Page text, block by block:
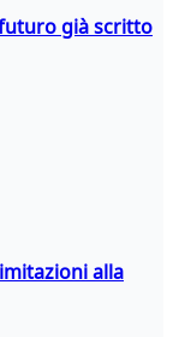
già scritto
alla